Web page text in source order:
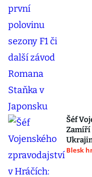
Šéf
Zamíří
Blesk